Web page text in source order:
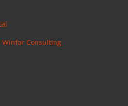
Winfor Consulting